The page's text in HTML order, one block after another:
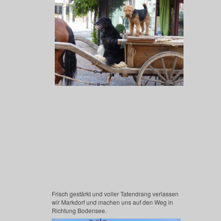
Frisch gestärkt und voller Tatendrang verlassen
wir Markdorf und machen uns auf den Weg in
Richtung Bodensee.